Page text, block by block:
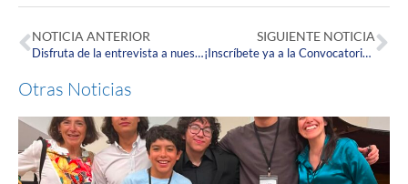
NOTICIA ANTERIOR
Disfruta de la entrevista a nuestra Egresada Corpista, la Dra. Amparo Calderón Alvarado
SIGUIENTE NOTICIA
¡Inscríbete ya a la Convocatoria Internacional INILATMOV+!
Otras Noticias